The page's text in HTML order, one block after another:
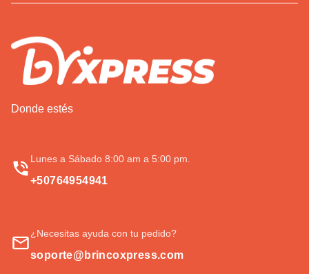
Donde estés
Lunes a Sábado 8:00 am a 5:00 pm.
+50764954941
¿Necesitas ayuda con tu pedido?
soporte@brincoxpress.com